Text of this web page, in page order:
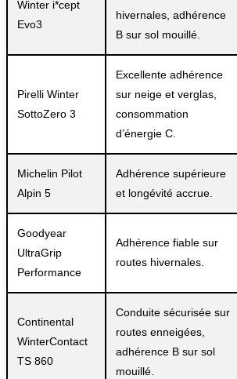
Winter i*cept
Evo3
hivernales, adhérence
B sur sol mouillé.
Pirelli Winter
SottoZero 3
Excellente adhérence
sur neige et verglas,
consommation
d’énergie C.
Michelin Pilot
Alpin 5
Adhérence supérieure
et longévité accrue.
Goodyear
UltraGrip
Performance
Adhérence fiable sur
routes hivernales.
Continental
WinterContact
TS 860
Conduite sécurisée sur
routes enneigées,
adhérence B sur sol
mouillé.